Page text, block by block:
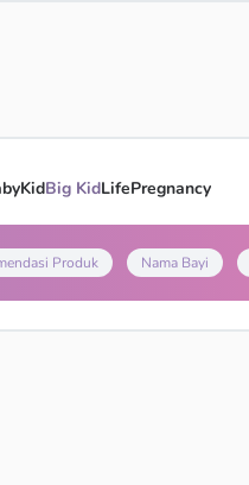
KidBig KidLifePregnancy
Produk Nama Bayi